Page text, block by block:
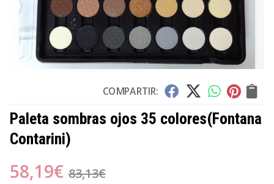
COMPARTIR:
Paleta sombras ojos 35 colores(Fontana
Contarini)
58,19€ 83,13€